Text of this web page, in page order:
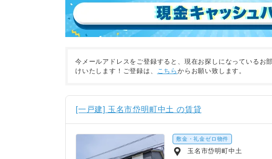
今メールアドレスをご登録すると、現在お探しになっているお
けいたします！ご登録は、 こちらからお願い致します。
[一戸建] 玉名市岱明町中土 の賃貸
敷金・礼金ゼロ物件
玉名市岱明町中土